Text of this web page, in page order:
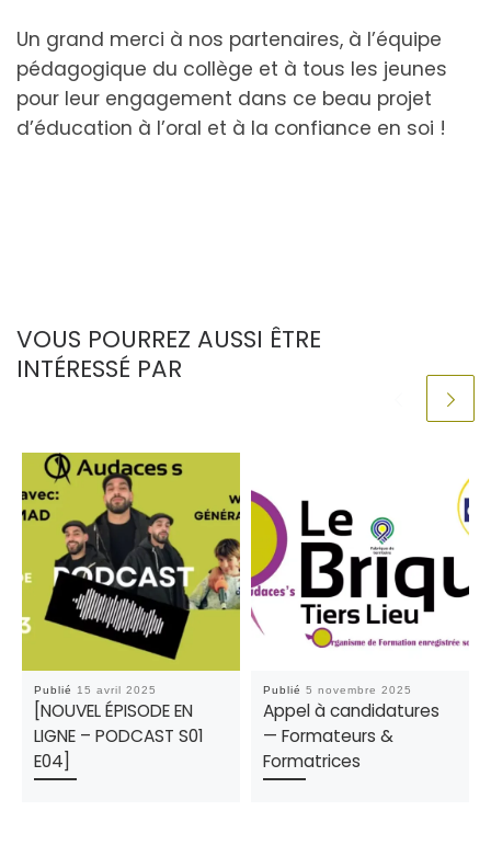
Un grand merci à nos partenaires, à l’équipe
pédagogique du collège et à tous les jeunes
pour leur engagement dans ce beau projet
d’éducation à l’oral et à la confiance en soi !
VOUS POURREZ AUSSI ÊTRE
INTÉRESSÉ PAR
Publié 15 avril 2025
[NOUVEL ÉPISODE EN
LIGNE – PODCAST S01
E04]
Publié5 novembre 2025
Appel à candidatures
— Formateurs &
Formatrices